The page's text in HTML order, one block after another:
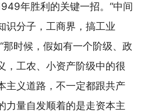
年胜利的关键一招。“中间
识分子，工商界，搞工业
那时候，假如有一个阶级、政
，工农、小资产阶级中的很
主义道路，不一定都跟共产
力量自发顺着的是走资本主